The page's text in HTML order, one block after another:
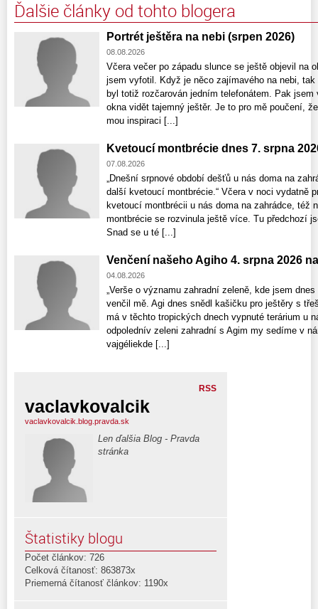
Ďalšie články od tohto blogera
Portrét ještěra na nebi (srpen 2026)
08.08.2026
Včera večer po západu slunce se ještě objevil na
jsem vyfotil. Když je něco zajímavého na nebi,
byl totiž rozčarován jedním telefonátem. Pak
okna vidět tajemný ještěr. Je to pro mě poučení,
mou inspiraci [...]
Kvetoucí montbrécie dnes 7. srpna
07.08.2026
„Dnešní srpnové období dešťů u nás doma na
další kvetoucí montbrécie.“ Včera v noci vydatně
kvetoucí montbrécii u nás doma na zahrádce, též
montbrécie se rozvinula ještě více. Tu předchozí
Snad se u té [...]
Venčení našeho Agiho 4. srpna 2026
04.08.2026
„Verše o významu zahradní zeleně, kde jsem
venčil mě. Agi dnes snědl kašičku pro ještěry s
má v těchto tropických dnech vypnuté terárium u
odpolednív zeleni zahradní s Agim my sedíme v
vajgéliekde [...]
RSS
vaclavkovalcik
vaclavkovalcik.blog.pravda.sk
Len ďalšia Blog - Pravda
stránka
Štatistiky blogu
Počet článkov: 726
Celková čítanosť: 863873x
Priemerná čítanosť článkov: 1190x